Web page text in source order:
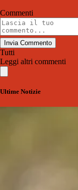
Commenti
Invia Commento
Tutti
Leggi altri commenti
Ultime Notizie